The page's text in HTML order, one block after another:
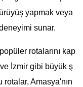
yapmak veya
sunar.
rotalarını kap
İzmir gibi büyük ş
Amasya'nın